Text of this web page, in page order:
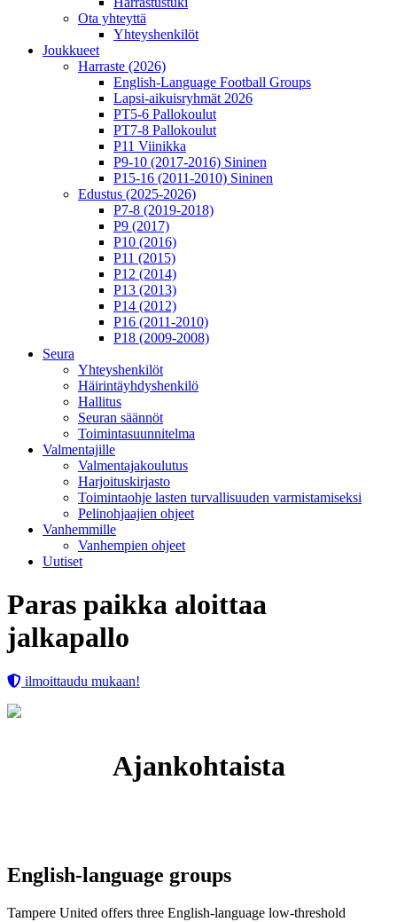
Ota yhteyttä
Yhteyshenkilöt
Joukkueet
Harraste (2026)
English‑Language Football Groups
Lapsi-aikuisryhmät 2026
PT5-6 Pallokoulut
PT7-8 Pallokoulut
P11 Viinikka
P9-10 (2017-2016) Sininen
P15-16 (2011-2010) Sininen
Edustus (2025-2026)
P7-8 (2019-2018)
P9 (2017)
P10 (2016)
P11 (2015)
P12 (2014)
P13 (2013)
P14 (2012)
P16 (2011-2010)
P18 (2009-2008)
Seura
Yhteyshenkilöt
Häirintä­yhdyshenkilö
Hallitus
Seuran säännöt
Toimintasuunnitelma
Valmentajille
Valmentajakoulutus
Harjoituskirjasto
Toimintaohje lasten turvallisuuden varmistamiseksi
Pelinohjaajien ohjeet
Vanhemmille
Vanhempien ohjeet
Uutiset
Paras paikka aloittaa
jalkapallo
ilmoittaudu mukaan!
Ajankohtaista
English-language groups
Tampere United offers three English‑language low‑threshold